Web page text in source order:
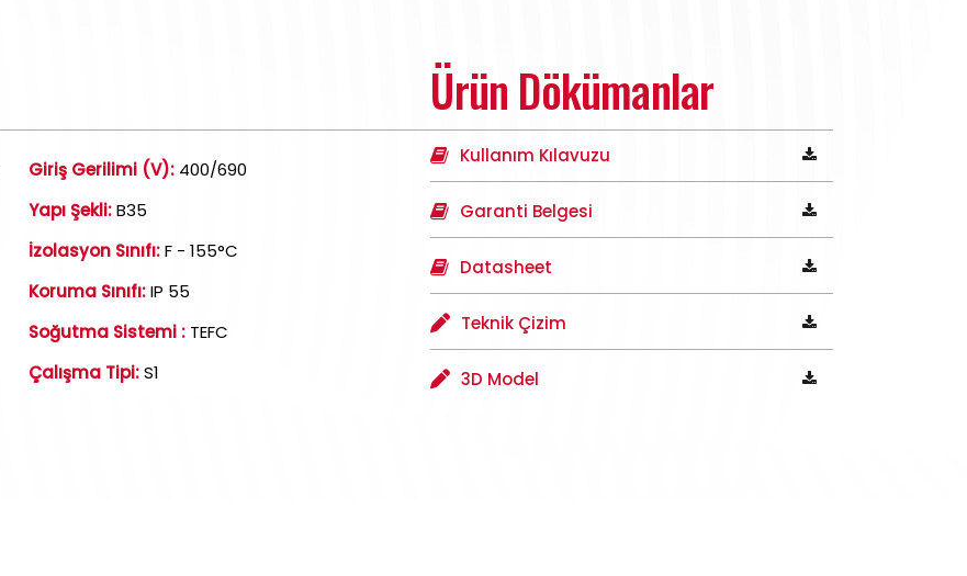
Giriş Gerilimi (V):400/690
Yapı Şekli:B35
İzolasyon Sınıfı:F - 155°C
Koruma Sınıfı:IP 55
Soğutma Sistemi :TEFC
Çalışma Tipi:S1
Ürün Dökümanlar
Kullanım Kılavuzu
Garanti Belgesi
Datasheet
Teknik Çizim
3D Model